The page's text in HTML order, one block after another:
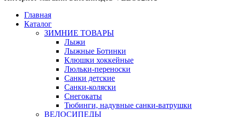
Главная
Каталог
ЗИМНИЕ ТОВАРЫ
Лыжи
Лыжные Ботинки
Клюшки хоккейные
Люльки-переноски
Санки детские
Санки-коляски
Снегокаты
Тюбинги, надувные санки-ватрушки
ВЕЛОСИПЕДЫ